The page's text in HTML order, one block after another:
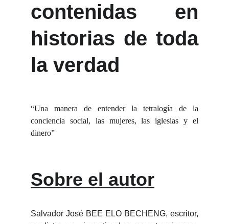
contenidas en
historias de toda
la verdad
“Una manera de entender la tetralogía de la
conciencia social, las mujeres, las iglesias y el
dinero”
Sobre el autor
Salvador José BEE ELO BECHENG, escritor,